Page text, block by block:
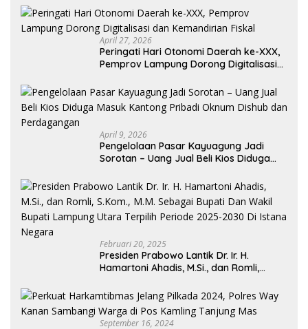
DITINDAK TEGAS
April 27, 2026
Peringati Hari Otonomi Daerah ke-XXX,
Pemprov Lampung Dorong Digitalisasi
April 9, 2026
Pengelolaan Pasar Kayuagung Jadi
Sorotan – Uang Jual Beli Kios Diduga
dan Perdagangan
Februari 20, 2025
Presiden Prabowo Lantik Dr. Ir. H.
Hamartoni Ahadis, M.Si., dan Romli,
Bupati Lampung Utara Terpilih Periode
2025-2030 Di Istana Negara
September 16, 2024